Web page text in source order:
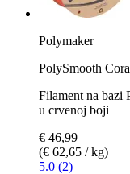
Polymaker
PolySmooth
Filament na bazi
u crvenoj boji
€ 46,99
(€ 62,65 / kg)
5.0 (2)